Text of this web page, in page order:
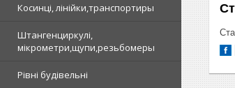
Косинці, лінійки,транспортиры
Штангенциркулі,
мікрометри,щупи,резьбомеры
Рівні будівельні